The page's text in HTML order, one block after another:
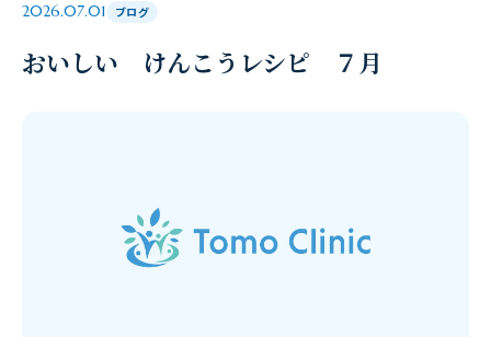
2026.07.01 ブログ
おいしい けんこうレシピ ７月